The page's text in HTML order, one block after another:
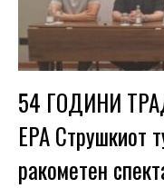
54 ГОДИНИ
ЕРА Струшкиот
ракометен